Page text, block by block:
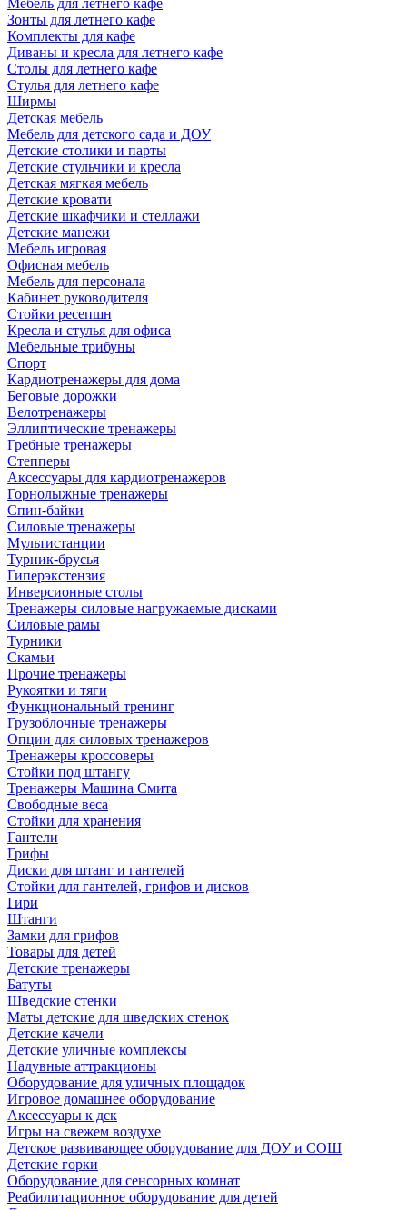
Мебель для летнего кафе
Зонты для летнего кафе
Комплекты для кафе
Диваны и кресла для летнего кафе
Столы для летнего кафе
Стулья для летнего кафе
Ширмы
Детская мебель
Мебель для детского сада и ДОУ
Детские столики и парты
Детские стульчики и кресла
Детская мягкая мебель
Детские кровати
Детские шкафчики и стеллажи
Детские манежи
Мебель игровая
Офисная мебель
Мебель для персонала
Кабинет руководителя
Стойки ресепшн
Кресла и стулья для офиса
Мебельные трибуны
Спорт
Кардиотренажеры для дома
Беговые дорожки
Велотренажеры
Эллиптические тренажеры
Гребные тренажеры
Степперы
Аксессуары для кардиотренажеров
Горнолыжные тренажеры
Спин-байки
Силовые тренажеры
Мультистанции
Турник-брусья
Гиперэкстензия
Инверсионные столы
Тренажеры силовые нагружаемые дисками
Силовые рамы
Турники
Скамьи
Прочие тренажеры
Рукоятки и тяги
Функциональный тренинг
Грузоблочные тренажеры
Опции для силовых тренажеров
Тренажеры кроссоверы
Стойки под штангу
Тренажеры Машина Смита
Свободные веса
Стойки для хранения
Гантели
Грифы
Диски для штанг и гантелей
Стойки для гантелей, грифов и дисков
Гири
Штанги
Замки для грифов
Товары для детей
Детские тренажеры
Батуты
Шведские стенки
Маты детские для шведских стенок
Детские качели
Детские уличные комплексы
Надувные аттракционы
Оборудование для уличных площадок
Игровое домашнее оборудование
Аксессуары к дск
Игры на свежем воздухе
Детское развивающее оборудование для ДОУ и СОШ
Детские горки
Оборудование для сенсорных комнат
Реабилитационное оборудование для детей